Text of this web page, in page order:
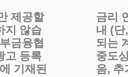
제공할
지 않습
금융협
고 등록
기재된
금리
내 (
되는
중도
음, 추